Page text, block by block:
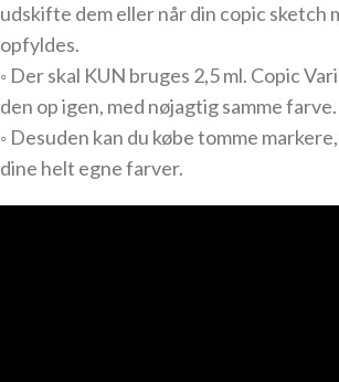
udskifte dem eller når din copic sketch
opfyldes.
◦ Der skal KUN bruges 2,5 ml. Copic
den op igen, med nøjagtig samme farve.
◦ Desuden kan du købe tomme
dine helt egne farver.